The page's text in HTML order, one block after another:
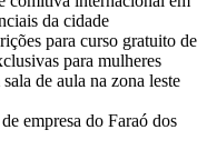
da cidade
para curso gratuito de
para mulheres
de aula na zona leste
empresa do Faraó dos